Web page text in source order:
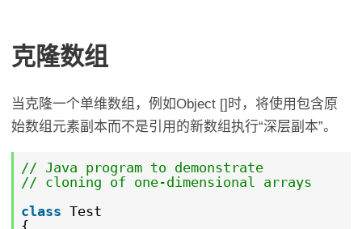
克隆数组
当克隆一个单维数组，例如Object []时，将使用包含原
始数组元素副本而不是引用的新数组执行“深层副本”。
// Java program to demonstrate
// cloning of one-dimensional arrays
class Test